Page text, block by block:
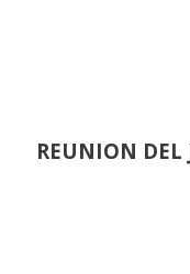
REUNION DEL